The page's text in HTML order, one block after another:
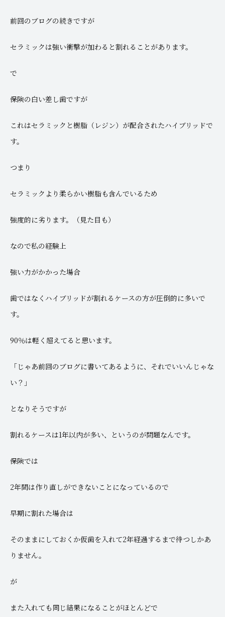
前回のブログの続きですが
セラミックは強い衝撃が加わると割れることがあります。
で
保険の白い差し歯ですが
これはセラミックと樹脂（レジン）が配合されたハイブリッドで
す。
つまり
セラミックより柔らかい樹脂も含んでいるため
強度的に劣ります。（見た目も）
なので私の経験上
強い力がかかった場合
歯ではなくハイブリッドが割れるケースの方が圧倒的に多いで
す。
90％は軽く超えてると思います。
「じゃあ前回のブログに書いてあるように、それでいいんじゃな
い？」
となりそうですが
割れるケースは1年以内が多い、というのが問題なんです。
保険では
2年間は作り直しができないことになっているので
早期に割れた場合は
そのままにしておくか仮歯を入れて2年経過するまで待つしかあ
りません。
が
また入れても同じ結果になることがほとんどで